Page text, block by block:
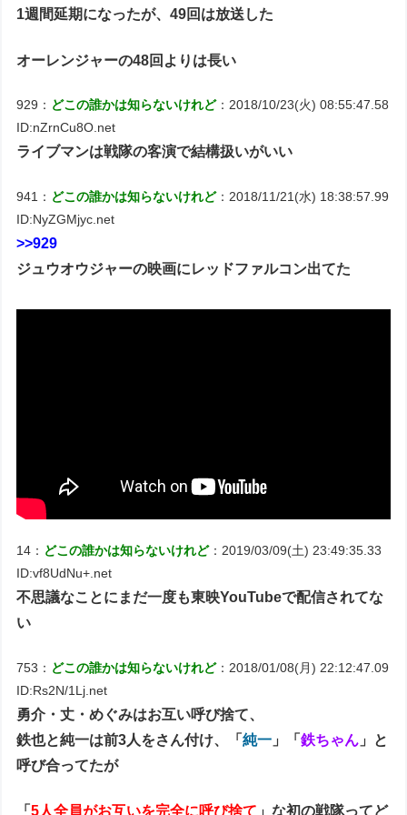
1週間延期になったが、49回は放送した
オーレンジャーの48回よりは長い
929： どこの誰かは知らないけれど：2018/10/23(火) 08:55:47.58
ID:nZrnCu8O.net
ライブマンは戦隊の客演で結構扱いがいい
941： どこの誰かは知らないけれど：2018/11/21(水) 18:38:57.99
ID:NyZGMjyc.net
>>929
ジュウオウジャーの映画にレッドファルコン出てた
14： どこの誰かは知らないけれど：2019/03/09(土) 23:49:35.33
ID:vf8UdNu+.net
不思議なことにまだ一度も東映YouTubeで配信されてな
い
753： どこの誰かは知らないけれど：2018/01/08(月) 22:12:47.09
ID:Rs2N/1Lj.net
勇介・丈・めぐみはお互い呼び捨て、
鉄也と純一は前3人をさん付け、「純一 」「鉄ちゃん 」と
呼び合ってたが
「5人全員がお互いを完全に呼び捨て 」な初の戦隊ってど